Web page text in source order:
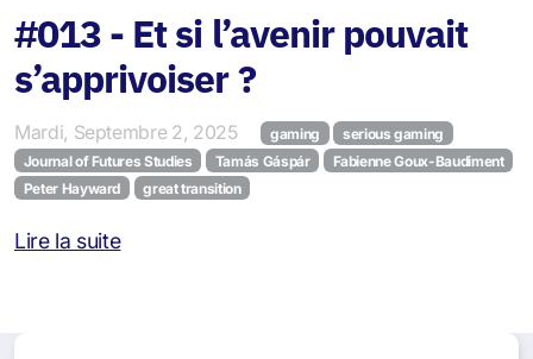
#013 - Et si l’avenir pouvait
s’apprivoiser ?
Mardi, Septembre 2, 2025 gaming
serious gaming
Journal of Futures Studies
Tamás Gáspár
Fabienne Goux-Baudiment
Peter Hayward
great transition
Lire la suite